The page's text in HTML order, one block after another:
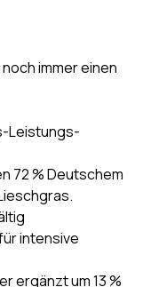
immer einen
Leistungs-
72 % Deutschem
intensive
ergänzt um 13 %